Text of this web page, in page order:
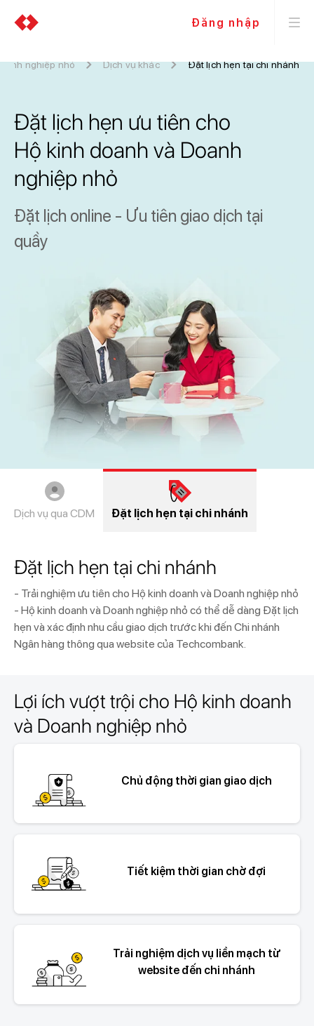
Đăng nhập
nghiệp nhỏ Dịch vụ khác Đặt lịch hẹn tại chi nhánh
Đặt lịch hẹn ưu tiên cho
Hộ kinh doanh và Doanh
nghiệp nhỏ
Đặt lịch online - Ưu tiên giao dịch tại
quầy
Dịch vụ qua CDM Đặt lịch hẹn tại chi nhánh
Đặt lịch hẹn tại chi nhánh
- Trải nghiệm ưu tiên cho Hộ kinh doanh và Doanh nghiệp nhỏ
- Hộ kinh doanh và Doanh nghiệp nhỏ có thể dễ dàng Đặt lịch
hẹn và xác định nhu cầu giao dịch trước khi đến Chi nhánh
Ngân hàng thông qua website của Techcombank.
Lợi ích vượt trội cho Hộ kinh doanh
và Doanh nghiệp nhỏ
Chủ động thời gian giao dịch
Tiết kiệm thời gian chờ đợi
Trải nghiệm dịch vụ liền mạch từ
website đến chi nhánh